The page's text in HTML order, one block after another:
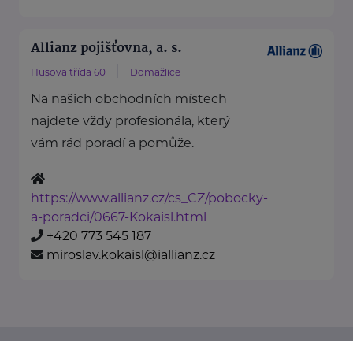
Allianz pojišťovna, a. s.
Husova třída 60 Domažlice
Na našich obchodních místech
najdete vždy profesionála, který
vám rád poradí a pomůže.
https://www.allianz.cz/cs_CZ/pobocky-
a-poradci/0667-Kokaisl.html
+420 773 545 187
miroslav.kokaisl@iallianz.cz